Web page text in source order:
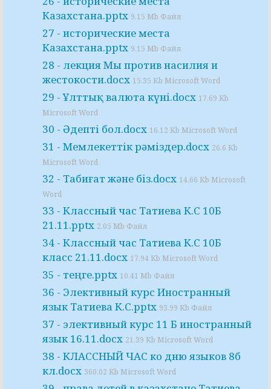
Казахстана.pptx 9.15 Mb Файл
27 - исторические места
Казахстана.pptx 9.15 Mb Файл
28 - лекция Мы против насилия и
жестокости.docx 15.35 Kb Microsoft Word
29 - Ұлттық валюта күні.docx 17.69 Kb
Microsoft Word
30 - Әдепті бол.docx 16.12 Kb Microsoft Word
31 - Мемлекеттік рәміздер.docx 26.6 Kb
Microsoft Word
32 - Табиғат және біз.docx 14.66 Kb Microsoft
Word
33 - Классный час Татиева К.С 10Б
21.11.pptx 2.05 Mb Файл
34 - Классный час Татиева К.С 10Б
класс 21.11.docx 17.94 Kb Microsoft Word
35 - теңге.pptx 10.41 Mb Файл
36 - Элективный курс Иностранный
язык Татиева К.С.pptx 93.99 Kb Файл
37 - элективный курс 11 Б иностранный
язык 16.11.docx 21.39 Kb Microsoft Word
38 - КЛАССНЫЙ ЧАС ко дню языков 8б
кл.docx 360.02 Kb Microsoft Word